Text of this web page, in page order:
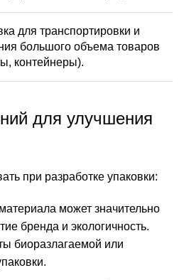
для транспортировки и
большого объема товаров
контейнеры).
для улучшения
при разработке упаковки:
может значительно
бренда и экологичность.
биоразлагаемой или